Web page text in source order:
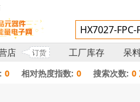
店 订货 工厂库存 呆
0 相对热度指数: 0 搜索次数: 0